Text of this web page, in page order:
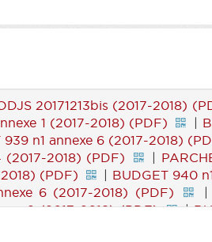
20171213bis (2017-2018)
1 (2017-2018) (PDF) |
939 n1 annexe 6 (2017-2018)
(2017-2018) (PDF) |
(PDF) | BUDGET 940
6 (2017-2018) (PDF) |
2 (2017-2018) (PDF) |